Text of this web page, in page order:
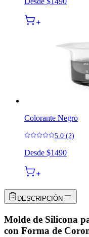
Colorante Negro
5.0 (2)
Desde $1490
DESCRIPCIÓN
Molde de Silicona
con Forma de